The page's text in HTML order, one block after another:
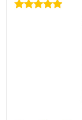
5 stjerner